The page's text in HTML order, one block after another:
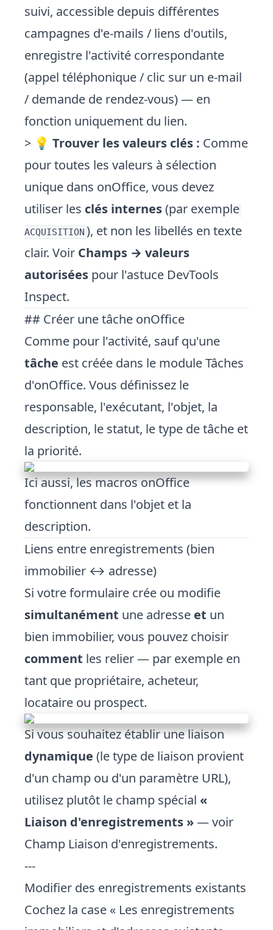
suivi, accessible depuis différentes
campagnes d'e-mails / liens d'outils,
enregistre l'activité correspondante
(appel téléphonique / clic sur un e-mail
/ demande de rendez-vous) — en
fonction uniquement du lien.
> 💡 Trouver les valeurs clés : Comme
pour toutes les valeurs à sélection
unique dans onOffice, vous devez
utiliser les clés internes(par exemple
ACQUISITION ), et non les libellés en texte
clair. Voir Champs → valeurs
autorisées pour l'astuce DevTools
Inspect.
## Créer une tâche onOffice
Comme pour l'activité, sauf qu'une
tâche est créée dans le module Tâches
d'onOffice. Vous définissez le
responsable, l'exécutant, l'objet, la
description, le statut, le type de tâche et
la priorité.
Ici aussi, les macros onOffice
fonctionnent dans l'objet et la
description.
Liens entre enregistrements (bien
immobilier ↔ adresse)
Si votre formulaire crée ou modifie
simultanément une adresse et un
bien immobilier, vous pouvez choisir
comment les relier — par exemple en
tant que propriétaire, acheteur,
locataire ou prospect.
Si vous souhaitez établir une liaison
dynamique (le type de liaison provient
d'un champ ou d'un paramètre URL),
utilisez plutôt le champ spécial «
Liaison d'enregistrements »— voir
Champ Liaison d'enregistrements.
---
Modifier des enregistrements existants
Cochez la case « Les enregistrements